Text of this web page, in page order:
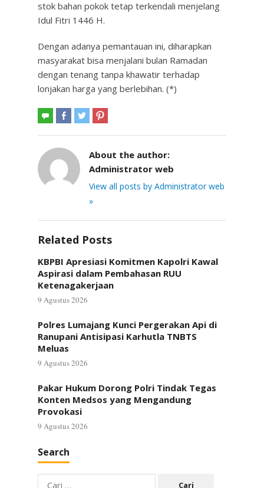
stok bahan pokok tetap terkendali menjelang
Idul Fitri 1446 H.
Dengan adanya pemantauan ini, diharapkan
masyarakat bisa menjalani bulan Ramadan
dengan tenang tanpa khawatir terhadap
lonjakan harga yang berlebihan. (*)
About the author:
Administrator web
View all posts by Administrator web
»
Related Posts
KBPBI Apresiasi Komitmen Kapolri Kawal
Aspirasi dalam Pembahasan RUU
Ketenagakerjaan
9 Agustus 2026
Polres Lumajang Kunci Pergerakan Api di
Ranupani Antisipasi Karhutla TNBTS
Meluas
9 Agustus 2026
Pakar Hukum Dorong Polri Tindak Tegas
Konten Medsos yang Mengandung
Provokasi
9 Agustus 2026
Search
Cari